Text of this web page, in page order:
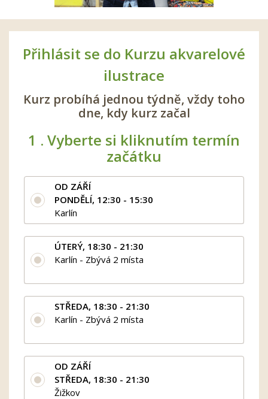
Přihlásit se do Kurzu akvarelové
ilustrace
Kurz probíhá jednou týdně, vždy toho
dne, kdy kurz začal
1 . Vyberte si kliknutím termín
začátku
OD ZÁŘÍ
PONDĚLÍ, 12:30 - 15:30
Karlín
ÚTERÝ, 18:30 - 21:30
Karlín - Zbývá 2 místa
STŘEDA, 18:30 - 21:30
Karlín - Zbývá 2 místa
OD ZÁŘÍ
STŘEDA, 18:30 - 21:30
Žižkov